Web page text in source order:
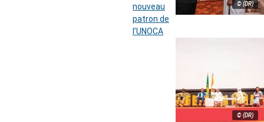
© (DR)
nouveau
patron de
l’UNOCA
© (DR)